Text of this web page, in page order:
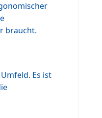
braucht.
Es ist